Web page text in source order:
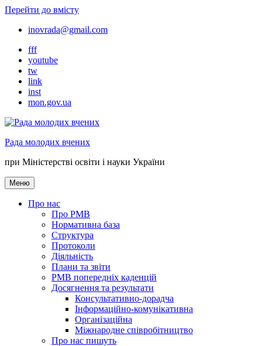
Перейти до вмісту
inovrada@gmail.com
fff
youtube
tw
link
inst
mon.gov.ua
Рада молодих вчених
при Міністерстві освіти і науки України
Меню
Про нас
Про РМВ
Нормативна база
Cтруктура
Протоколи
Діяльність
Плани та звіти
РМВ попередніх каденцій
Досягнення та результати
Консультативно-дорадча
Інформаційно-комунікативна
Організаційна
Міжнародне співробітництво
Про нас пишуть